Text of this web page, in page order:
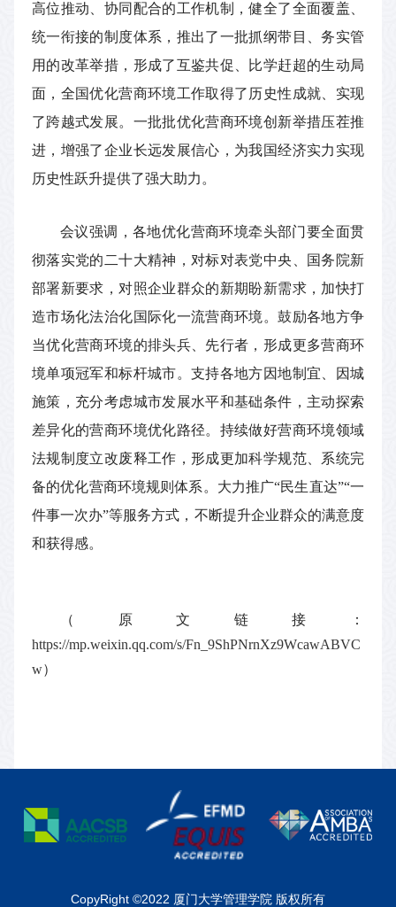
高位推动、协同配合的工作机制，健全了全面覆盖、
统一衔接的制度体系，推出了一批抓纲带目、务实管
用的改革举措，形成了互鉴共促、比学赶超的生动局
面，全国优化营商环境工作取得了历史性成就、实现
了跨越式发展。一批批优化营商环境创新举措压茬推
进，增强了企业长远发展信心，为我国经济实力实现
历史性跃升提供了强大助力。
会议强调，各地优化营商环境牵头部门要全面贯
彻落实党的二十大精神，对标对表党中央、国务院新
部署新要求，对照企业群众的新期盼新需求，加快打
造市场化法治化国际化一流营商环境。鼓励各地方争
当优化营商环境的排头兵、先行者，形成更多营商环
境单项冠军和标杆城市。支持各地方因地制宜、因城
施策，充分考虑城市发展水平和基础条件，主动探索
差异化的营商环境优化路径。持续做好营商环境领域
法规制度立改废释工作，形成更加科学规范、系统完
备的优化营商环境规则体系。大力推广“民生直达”“一
件事一次办”等服务方式，不断提升企业群众的满意度
和获得感。
（原文链接：
https://mp.weixin.qq.com/s/Fn_9ShPNrnXz9WcawABVC
w）
CopyRight ©2022 厦门大学管理学院 版权所有